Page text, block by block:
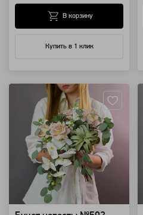
Купить в 1 клик
В корзину